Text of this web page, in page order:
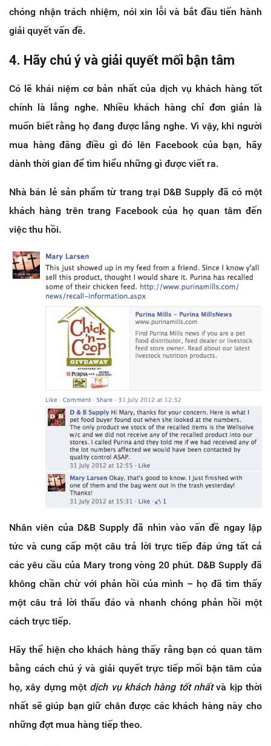
chóng nhận trách nhiệm, nói xin lỗi và bắt đầu tiến hành
giải quyết vấn đề.
4. Hãy chú ý và giải quyết mối bận tâm
Có lẽ khái niệm cơ bản nhất của dịch vụ khách hàng tốt
chính là lắng nghe. Nhiều khách hàng chỉ đơn giản là
muốn biết rằng họ đang được lắng nghe. Vì vậy, khi người
mua hàng đăng điều gì đó lên Facebook của bạn, hãy
dành thời gian để tìm hiểu những gì được viết ra.
Nhà bán lẻ sản phẩm từ trang trại D&B Supply đã có một
khách hàng trên trang Facebook của họ quan tâm đến
việc thu hồi.
Nhân viên của D&B Supply đã nhìn vào vấn đề ngay lập
tức và cung cấp một câu trả lời trực tiếp đáp ứng tất cả
các yêu cầu của Mary trong vòng 20 phút. D&B Supply đã
không chần chừ với phản hồi của mình – họ đã tìm thấy
một câu trả lời thấu đáo và nhanh chóng phản hồi một
cách trực tiếp.
Hãy thể hiện cho khách hàng thấy rằng bạn có quan tâm
bằng cách chú ý và giải quyết trực tiếp mối bận tâm của
họ, xây dựng một dịch vụ khách hàng tốt nhấtvà kịp thời
nhất sẽ giúp bạn giữ chân được các khách hàng này cho
những đợt mua hàng tiếp theo.